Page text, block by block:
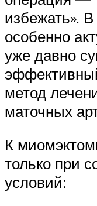
избежать».
особенно
уже давно
метод
маточных
К
только при
условий: